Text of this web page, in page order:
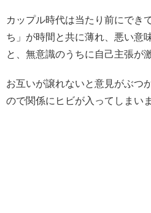
カップル時代は当たり前にでき
ち」が時間と共に薄れ、悪い意
と、無意識のうちに自己主張が
お互いが譲れないと意見がぶつ
ので関係にヒビが入ってしまいま